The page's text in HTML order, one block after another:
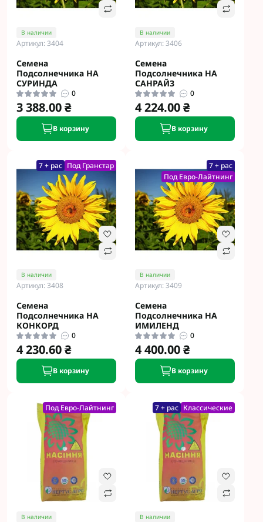
В наличии
Артикул: 3404
Семена
Подсолнечника НА
СУРИНДА
0
3 388.00 ₴
В корзину
В наличии
Артикул: 3406
Семена
Подсолнечника НА
САНРАЙЗ
0
4 224.00 ₴
В корзину
7 + рас Под Гранстар
В наличии
Артикул: 3408
Семена
Подсолнечника НА
КОНКОРД
0
4 230.60 ₴
В корзину
7 + рас
Под Евро-Лайтнинг
В наличии
Артикул: 3409
Семена
Подсолнечника НА
ИМИЛЕНД
0
4 400.00 ₴
В корзину
Под Евро-Лайтнинг
В наличии
7 + рас Классические
В наличии